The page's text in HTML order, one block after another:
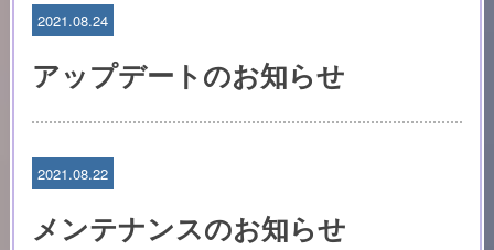
2021.08.24
アップデートのお知らせ
2021.08.22
メンテナンスのお知らせ